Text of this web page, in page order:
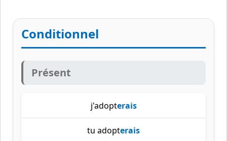
Conditionnel
Présent
j'adopterais
tu adopterais